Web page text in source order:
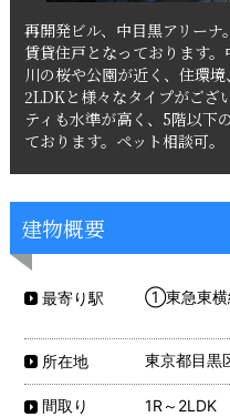
再開発ビル、中目黒アリー
賃貸住戸となっております
川の桜や公園が近く、住環
2LDKと様々なタイプがござ
ティも水準が高く、5階以下
ております。ペット相談可。
建物概要
最寄り駅 ①東急東横
所在地 東京都目黒
間取り 1R～2LDK